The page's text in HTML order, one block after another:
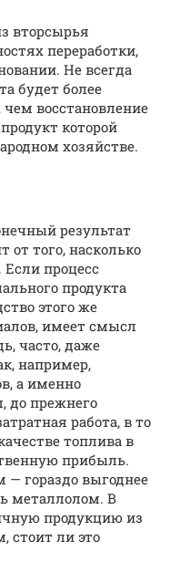
вторсырья
переработки,
Не всегда
будет более
восстановление
которой
хозяйстве.
результат
от того, насколько
процесс
продукта
этого же
имеет смысл
часто, даже
например,
а именно
до прежнего
работа, в то
топлива в
прибыль.
— гораздо выгоднее
металлолом. В
продукцию из
стоит ли это